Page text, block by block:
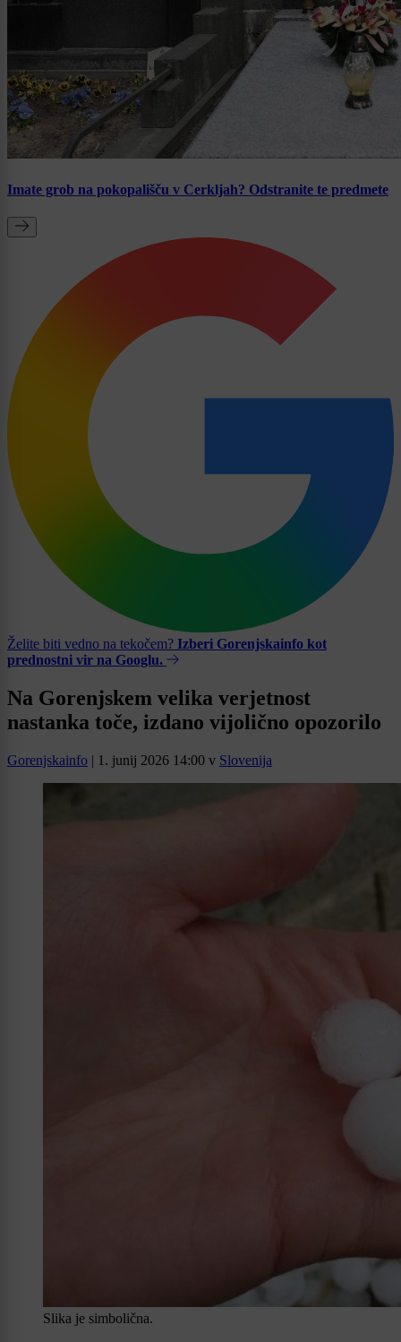
Imate grob na pokopališču v Cerkljah? Odstranite te predmete
Želite biti vedno na tekočem? Izberi Gorenjskainfo kot
prednostni vir na Googlu.
Na Gorenjskem velika verjetnost
nastanka toče, izdano vijolično opozorilo
Gorenjskainfo | 1. junij 2026 14:00 v Slovenija
Slika je simbolična.